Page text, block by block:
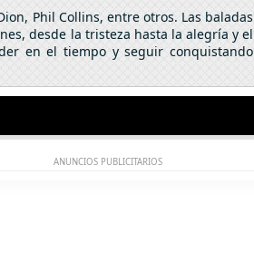
Phil Collins, entre otros. Las baladas
desde la tristeza hasta la alegría y el
en el tiempo y seguir conquistando
ANUNCIOS PUBLICITARIOS